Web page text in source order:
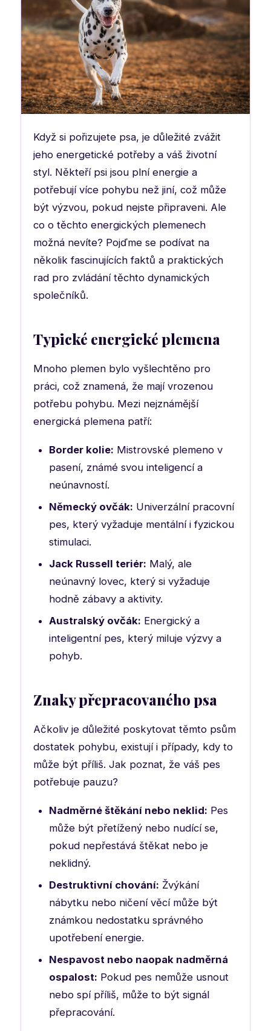
Když si pořizujete psa, je důležité zvážit
jeho energetické potřeby a váš životní
styl. Někteří psi jsou plní energie a
potřebují více pohybu než jiní, což může
být výzvou, pokud nejste připraveni. Ale
co o těchto energických plemenech
možná nevíte? Pojďme se podívat na
několik fascinujících faktů a praktických
rad pro zvládání těchto dynamických
společníků.
Typické energické plemena
Mnoho plemen bylo vyšlechtěno pro
práci, což znamená, že mají vrozenou
potřebu pohybu. Mezi nejznámější
energická plemena patří:
Border kolie: Mistrovské plemeno v
pasení, známé svou inteligencí a
neúnavností.
Německý ovčák: Univerzální pracovní
pes, který vyžaduje mentální i fyzickou
stimulaci.
Jack Russell teriér: Malý, ale
neúnavný lovec, který si vyžaduje
hodně zábavy a aktivity.
Australský ovčák: Energický a
inteligentní pes, který miluje výzvy a
pohyb.
Znaky přepracovaného psa
Ačkoliv je důležité poskytovat těmto psům
dostatek pohybu, existují i případy, kdy to
může být příliš. Jak poznat, že váš pes
potřebuje pauzu?
Nadměrné štěkání nebo neklid: Pes
může být přetížený nebo nudící se,
pokud nepřestává štěkat nebo je
neklidný.
Destruktivní chování: Žvýkání
nábytku nebo ničení věcí může být
známkou nedostatku správného
upotřebení energie.
Nespavost nebo naopak nadměrná
ospalost: Pokud pes nemůže usnout
nebo spí příliš, může to být signál
přepracování.